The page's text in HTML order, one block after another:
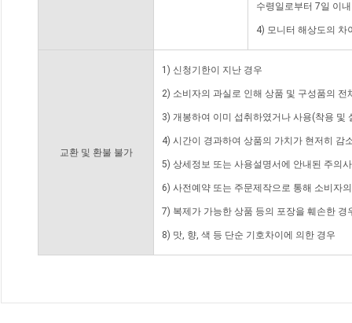
수령일로부터 7일 이
4) 모니터 해상도의 차
교환 및 환불 불가
1) 신청기한이 지난 경우
2) 소비자의 과실로 인해 상품 및 구성품의
3) 개봉하여 이미 섭취하였거나 사용(착용 및
4) 시간이 경과하여 상품의 가치가 현저히 감
5) 상세정보 또는 사용설명서에 안내된 주의
6) 사전예약 또는 주문제작으로 통해 소비자
7) 복제가 가능한 상품 등의 포장을 훼손한 경
8) 맛, 향, 색 등 단순 기호차이에 의한 경우